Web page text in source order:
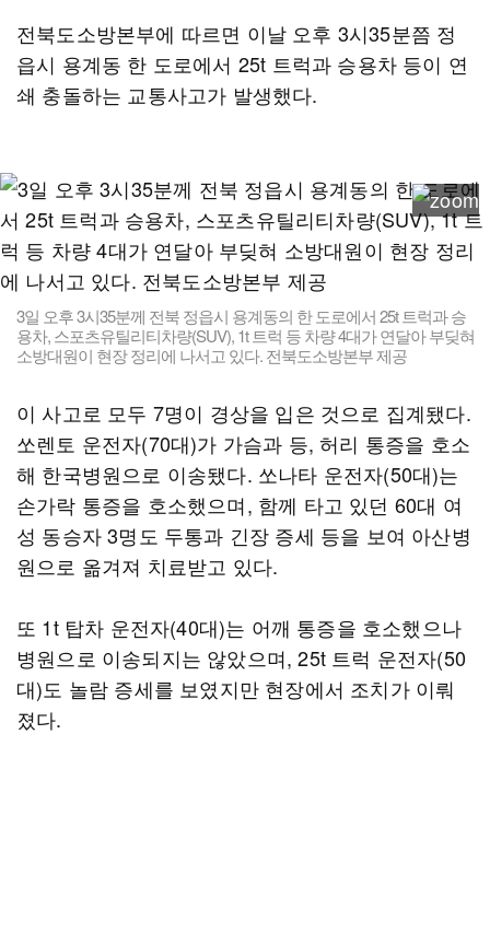
전북도소방본부에 따르면 이날 오후 3시35분쯤 정
읍시 용계동 한 도로에서 25t 트럭과 승용차 등이 연
쇄 충돌하는 교통사고가 발생했다.
3일 오후 3시35분께 전북 정읍시 용계동의 한 도로에서 25t 트럭과 승
용차, 스포츠유틸리티차량(SUV), 1t 트럭 등 차량 4대가 연달아 부딪혀
소방대원이 현장 정리에 나서고 있다. 전북도소방본부 제공
이 사고로 모두 7명이 경상을 입은 것으로 집계됐다.
쏘렌토 운전자(70대)가 가슴과 등, 허리 통증을 호소
해 한국병원으로 이송됐다. 쏘나타 운전자(50대)는
손가락 통증을 호소했으며, 함께 타고 있던 60대 여
성 동승자 3명도 두통과 긴장 증세 등을 보여 아산병
원으로 옮겨져 치료받고 있다.
또 1t 탑차 운전자(40대)는 어깨 통증을 호소했으나
병원으로 이송되지는 않았으며, 25t 트럭 운전자(50
대)도 놀람 증세를 보였지만 현장에서 조치가 이뤄
졌다.